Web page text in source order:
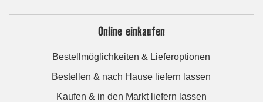
Online einkaufen
Bestellmöglichkeiten & Lieferoptionen
Bestellen & nach Hause liefern lassen
Kaufen & in den Markt liefern lassen